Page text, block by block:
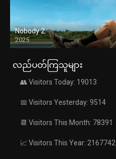
Nobody 2
2025
လည်ပတ်ကြသူများ
👥 Visitors Today: 19013
📅 Visitors Yesterday: 9514
📆 Visitors This Month: 78391
📈 Visitors This Year: 2167742